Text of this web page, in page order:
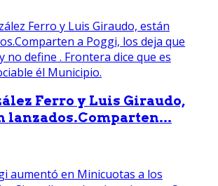
Ferro y Luis Giraudo,
lanzados.Comparten...